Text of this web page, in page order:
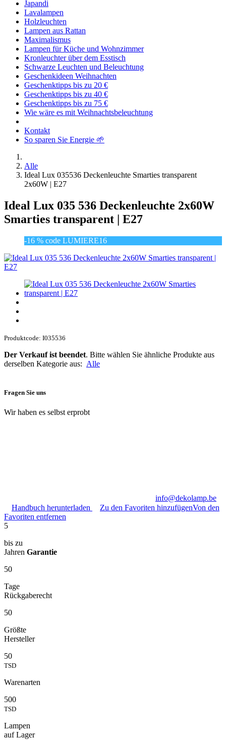
Japandi
Lavalampen
Holzleuchten
Lampen aus Rattan
Maximalismus
Lampen für Küche und Wohnzimmer
Kronleuchter über dem Esstisch
Schwarze Leuchten und Beleuchtung
Geschenkideen Weihnachten
Geschenktipps bis zu 20 €
Geschenktipps bis zu 40 €
Geschenktipps bis zu 75 €
Wie wäre es mit Weihnachtsbeleuchtung
Kontakt
So sparen Sie Energie 🌱
Alle
Ideal Lux 035536 Deckenleuchte Smarties transparent
2x60W | E27
Ideal Lux 035 536 Deckenleuchte 2x60W
Smarties transparent | E27
-16 % code LUMIERE16
Produktcode: I035536
Der Verkauf ist beendet. Bitte wählen Sie ähnliche Produkte aus
derselben Kategorie aus: Alle
Fragen Sie uns
Wir haben es selbst erprobt
info@dekolamp.be
Handbuch herunterladen
Zu den Favoriten hinzufügenVon den
Favoriten entfernen
5
bis zu
Jahren Garantie
50
Tage
Rückgaberecht
50
Größte
Hersteller
50
TSD
Warenarten
500
TSD
Lampen
auf Lager